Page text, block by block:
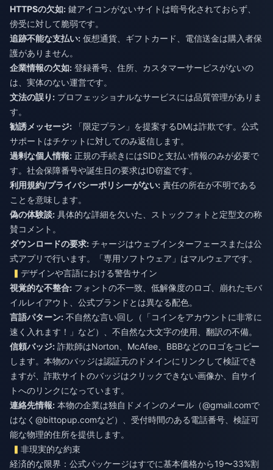
HTTPSの欠如: 鍵アイコンがないサイトは暗号化されておらず、
傍受に対して脆弱です。
追跡不能な支払い: 仮想通貨、ギフトカード、電信送金は購入者保
護がありません。
企業情報の欠如: 登録番号、住所、カスタマーサービスがないの
は、実体のない運営です。
文法の誤り: プロフェッショナルなサービスには品質管理がありま
す。
勧誘メッセージ: 「限定プラン」を提案するDMは詐欺です。公式
サポートはチケットに対してのみ返信します。
過剰な個人情報: 正規の手続きにはSIDと支払い情報のみが必要で
す。社会保障番号や誕生日の要求はID窃盗です。
利用規約/プライバシーポリシーがない: 責任の所在が不明である
ことを意味します。
偽の体験談: 具体的な詳細を欠いた、ストックフォトと定型文の称
賛コメント。
ダウンロードの要求: チャージはウェブインターフェースまたは公
式アプリで行います。「専用ソフトウェア」はマルウェアです。
デザインや言語における警告サイン
視覚的な不整合: フォントの不一致、低解像度のロゴ、崩れたモバ
イルレイアウト、公式ブランドとは異なる配色。
言語パターン: 不自然な言い回し（「コインをアカウントに非常に
速く入れます！」など）、不自然な大文字の使用、翻訳の不備。
信頼バッジ: 詐欺師はNorton、McAfee、BBBなどのロゴをコピー
します。本物のバッジは認証元のドメインにリンクして検証でき
ますが、詐欺サイトのバッジはクリックできない画像か、自サイ
トへのリンクになっています。
連絡先情報: 本物の企業は独自ドメインのメール（@gmail.comで
はなく@bittopup.comなど）、受付時間のある電話番号、検証可
能な物理的住所を提供します。
非現実的な約束
経済的な限界：公式パッケージはすでに基本価格から19〜33%割